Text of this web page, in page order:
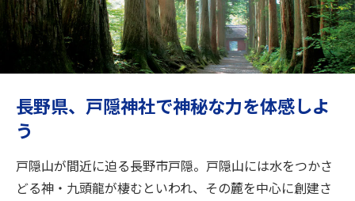
旅のお役立ち情報
閉じる
長野県、戸隠神社で神秘な力を体感しよ
う
戸隠山が間近に迫る長野市戸隠。戸隠山には水をつかさ
どる神・九頭龍が棲むといわれ、その麓を中心に創建さ